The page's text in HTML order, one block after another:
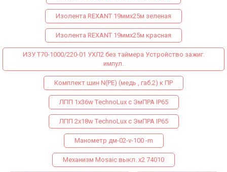
Изолента REXANT 19ммх25м зеленая
Изолента REXANT 19ммх25м красная
ИЗУ Т70-1000/220-01 УХЛ2 без таймера Устройство зажиг.
импул.
Комплект шин N(PE) (медь , габ.2) к ПР
ЛПП 1х36w ТechnoLux с ЭмПРА IP65
ЛПП 2х18w ТechnoLux с ЭмПРА IP65
Манометр дм-02-v-100 -m
Механизм Mosaic выкл. х2 74010